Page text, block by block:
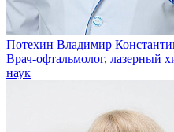
Потехин Владимир
Врач-офтальмолог, лазерный
наук